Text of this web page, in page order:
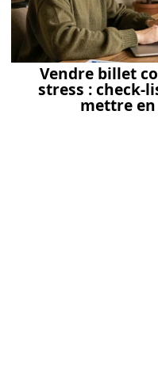
Vendre billet
stress : check-
mettre